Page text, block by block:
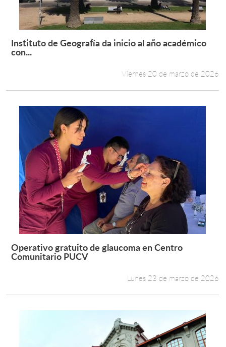
Leer más +
Instituto de Geografía da inicio al año académico
con...
Viernes 20 de marzo de 2026
Leer más +
Operativo gratuito de glaucoma en Centro
Comunitario PUCV
Lunes 23 de marzo de 2026